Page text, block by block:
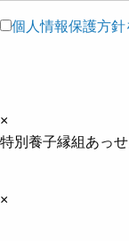
個人情報保護方針
×
特別養子縁組あっ
×